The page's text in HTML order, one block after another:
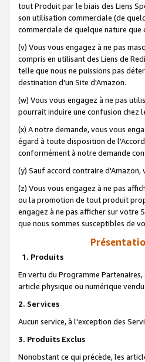
tout Produit par le biais des Liens
son utilisation commerciale (de
commerciale de quelque nature que
(v) Vous vous engagez à ne pas
compris en utilisant des Liens de
telle que nous ne puissions pas
destination d'un Site d'Amazon.
(w) Vous vous engagez à ne pas
pourrait induire une confusion chez
(x) A notre demande, vous vous
égard à toute disposition de
conformément à notre demande
(y) Sauf accord contraire
(z) Vous vous engagez à ne pas
ou la promotion de tout produit
engagez à ne pas afficher sur votre
que nous sommes susceptibles de
1. Produits
En vertu du Programme
article physique ou numérique
2. Services
Aucun service, à l'exception des
3. Produits Exclus
Nonobstant ce qui précède, les